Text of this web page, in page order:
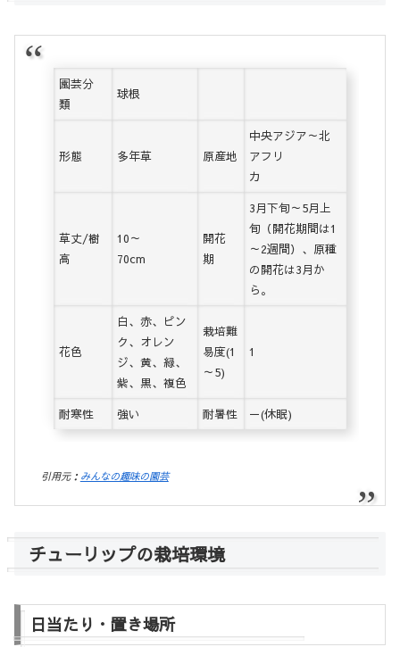
園芸分
類
球根
形態 多年草 原産地
中央アジア～北
アフリ
カ
草丈/樹
高
10～
70cm
開花
期
3月下旬～5月上
旬（開花期間は1
～2週間）、原種
の開花は3月か
ら。
花色
白、赤、ピン
ク、オレン
ジ、黄、緑、
紫、黒、複色
栽培難
易度(1
～5)
1
耐寒性 強い 耐暑性 －(休眠)
引用元： みんなの趣味の園芸
チューリップの栽培環境
日当たり・置き場所